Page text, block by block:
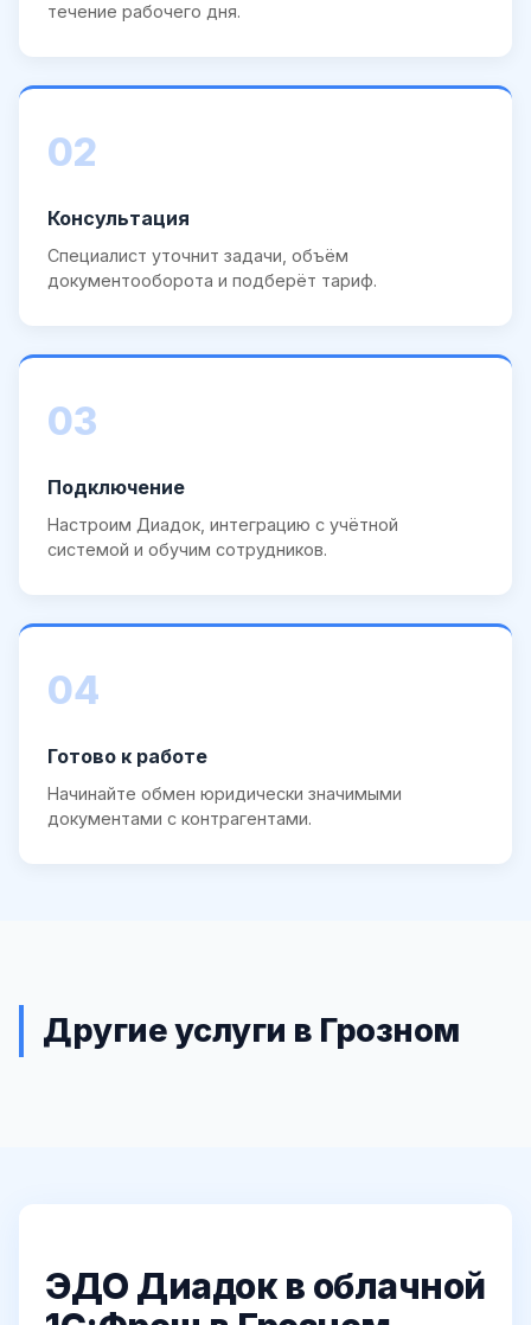
течение рабочего дня.
02
Консультация
Специалист уточнит задачи, объём
документооборота и подберёт тариф.
03
Подключение
Настроим Диадок, интеграцию с учётной
системой и обучим сотрудников.
04
Готово к работе
Начинайте обмен юридически значимыми
документами с контрагентами.
Другие услуги в Грозном
ЭДО Диадок в облачной